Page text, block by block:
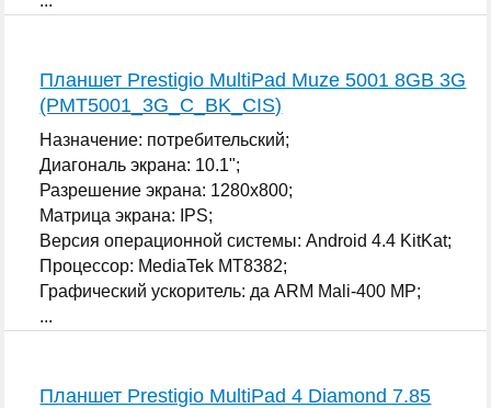
Планшет Prestigio MultiPad Muze 5001 8GB 3G
(PMT5001_3G_C_BK_CIS)
Назначение: потребительский;
Диагональ экрана: 10.1";
Разрешение экрана: 1280x800;
Матрица экрана: IPS;
Версия операционной системы: Android 4.4 KitKat;
Процессор: MediaTek MT8382;
Графический ускоритель: да ARM Mali-400 MP;
...
Планшет Prestigio MultiPad 4 Diamond 7.85